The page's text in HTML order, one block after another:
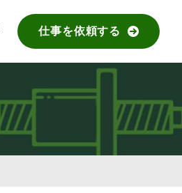
仕事を依頼する